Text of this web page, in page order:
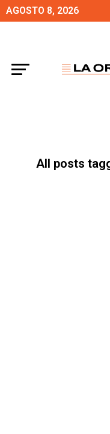
AGOSTO 8, 2026
All posts